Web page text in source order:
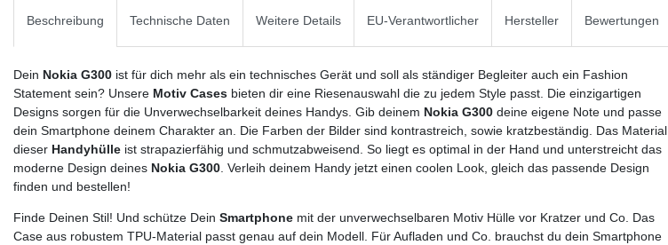
Beschreibung Technische Daten Weitere Details EU-Verantwortlicher Hersteller Bewertungen
Dein Nokia G300 ist für dich mehr als ein technisches Gerät und soll als ständiger Begleiter auch ein Fashion
Statement sein? Unsere Motiv Cases bieten dir eine Riesenauswahl die zu jedem Style passt. Die einzigartigen
Designs sorgen für die Unverwechselbarkeit deines Handys. Gib deinem Nokia G300 deine eigene Note und passe
dein Smartphone deinem Charakter an. Die Farben der Bilder sind kontrastreich, sowie kratzbeständig. Das Material
dieser Handyhülle ist strapazierfähig und schmutzabweisend. So liegt es optimal in der Hand und unterstreicht das
moderne Design deines Nokia G300 . Verleih deinem Handy jetzt einen coolen Look, gleich das passende Design
finden und bestellen!
Finde Deinen Stil! Und schütze Dein Smartphone mit der unverwechselbaren Motiv Hülle vor Kratzer und Co. Das
Case aus robustem TPU-Material passt genau auf dein Modell. Für Aufladen und Co. brauchst du dein Smartphone